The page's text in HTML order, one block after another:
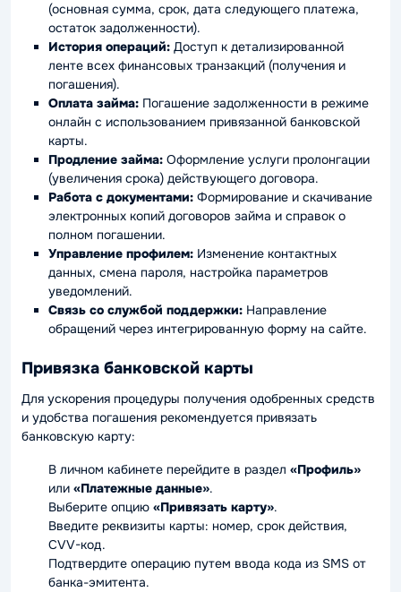
(основная сумма, срок, дата следующего платежа,
остаток задолженности).
История операций: Доступ к детализированной
ленте всех финансовых транзакций (получения и
погашения).
Оплата займа: Погашение задолженности в режиме
онлайн с использованием привязанной банковской
карты.
Продление займа: Оформление услуги пролонгации
(увеличения срока) действующего договора.
Работа с документами: Формирование и скачивание
электронных копий договоров займа и справок о
полном погашении.
Управление профилем: Изменение контактных
данных, смена пароля, настройка параметров
уведомлений.
Связь со службой поддержки: Направление
обращений через интегрированную форму на сайте.
Привязка банковской карты
Для ускорения процедуры получения одобренных средств
и удобства погашения рекомендуется привязать
банковскую карту:
В личном кабинете перейдите в раздел «Профиль»
или «Платежные данные».
Выберите опцию «Привязать карту».
Введите реквизиты карты: номер, срок действия,
CVV-код.
Подтвердите операцию путем ввода кода из SMS от
банка-эмитента.